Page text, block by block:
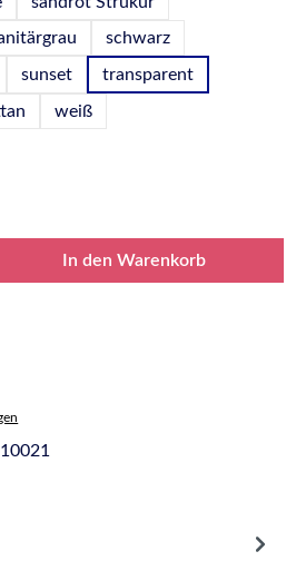
schwarz
sunset transparent
weiß
Gib den gewünschten
In den Warenkorb